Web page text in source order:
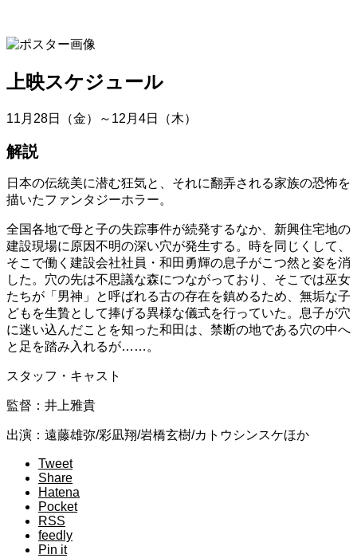
上映スケジュール
11月28日（金）～12月4日（木）
解説
日本の伝統美に潜む狂気と、それに翻弄される家族の恐怖を
描いたファンタジーホラー。
全国各地で母と子の失踪事件が続発するなか、新興住宅地の
建設現場に原因不明の深い穴が発生する。時を同じくして、
そこで働く建設会社社員・和田勇輝の息子がこつ然と姿を消
した。穴の先は不思議な森につながっており、そこでは巫女
たちが「男神」と呼ばれる古の存在を鎮めるため、無垢な子
どもを生贄として捧げる異様な儀式を行っていた。息子が穴
に迷い込んだことを知った和田は、禁断の地である穴の中へ
と足を踏み入れるが……。
スタッフ・キャスト
監督：井上雅貴
出演：遠藤雄弥/彩凪翔/岩橋玄樹/カトウシンスケほか
Tweet
Share
Hatena
Pocket
RSS
feedly
Pin it